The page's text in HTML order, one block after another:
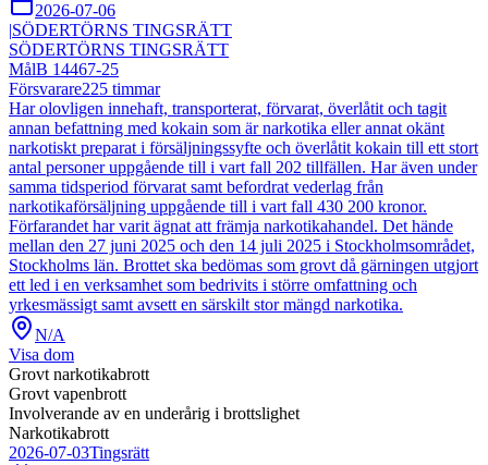
2026-07-06
|SÖDERTÖRNS TINGSRÄTT
SÖDERTÖRNS TINGSRÄTT
MålB 14467-25
Försvarare225 timmar
Har olovligen innehaft, transporterat, förvarat, överlåtit och tagit
annan befattning med kokain som är narkotika eller annat okänt
narkotiskt preparat i försäljningssyfte och överlåtit kokain till ett stort
antal personer uppgående till i vart fall 202 tillfällen. Har även under
samma tidsperiod förvarat samt befordrat vederlag från
narkotikaförsäljning uppgående till i vart fall 430 200 kronor.
Förfarandet har varit ägnat att främja narkotikahandel. Det hände
mellan den 27 juni 2025 och den 14 juli 2025 i Stockholmsområdet,
Stockholms län. Brottet ska bedömas som grovt då gärningen utgjort
ett led i en verksamhet som bedrivits i större omfattning och
yrkesmässigt samt avsett en särskilt stor mängd narkotika.
N/A
Visa dom
Grovt narkotikabrott
Grovt vapenbrott
Involverande av en underårig i brottslighet
Narkotikabrott
2026-07-03Tingsrätt